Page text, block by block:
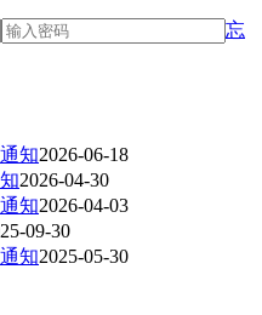
忘
知2026-06-18
2026-04-30
知2026-04-03
09-30
知2025-05-30